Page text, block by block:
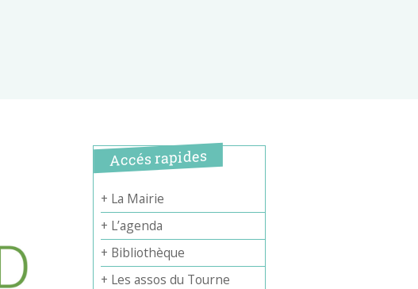
Accés rapides
+ La Mairie
+ L’agenda
+ Bibliothèque
+ Les assos du Tourne